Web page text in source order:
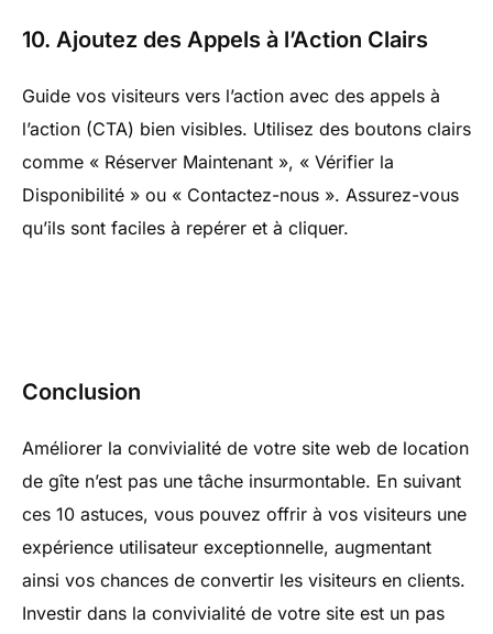
10. Ajoutez des Appels à l’Action Clairs
Guide vos visiteurs vers l’action avec des appels à
l’action (CTA) bien visibles. Utilisez des boutons clairs
comme « Réserver Maintenant », « Vérifier la
Disponibilité » ou « Contactez-nous ». Assurez-vous
qu’ils sont faciles à repérer et à cliquer.
Conclusion
Améliorer la convivialité de votre site web de location
de gîte n’est pas une tâche insurmontable. En suivant
ces 10 astuces, vous pouvez offrir à vos visiteurs une
expérience utilisateur exceptionnelle, augmentant
ainsi vos chances de convertir les visiteurs en clients.
Investir dans la convivialité de votre site est un pas